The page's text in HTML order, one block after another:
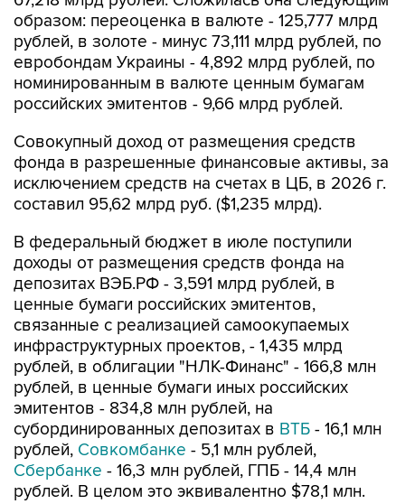
образом: переоценка в валюте - 125,777 млрд
рублей, в золоте - минус 73,111 млрд рублей, по
евробондам Украины - 4,892 млрд рублей, по
номинированным в валюте ценным бумагам
российских эмитентов - 9,66 млрд рублей.
Совокупный доход от размещения средств
фонда в разрешенные финансовые активы, за
исключением средств на счетах в ЦБ, в 2026 г.
составил 95,62 млрд руб. ($1,235 млрд).
В федеральный бюджет в июле поступили
доходы от размещения средств фонда на
депозитах ВЭБ.РФ - 3,591 млрд рублей, в
ценные бумаги российских эмитентов,
связанные с реализацией самоокупаемых
инфраструктурных проектов, - 1,435 млрд
рублей, в облигации "НЛК-Финанс" - 166,8 млн
рублей, в ценные бумаги иных российских
эмитентов - 834,8 млн рублей, на
субординированных депозитах в ВТБ - 16,1 млн
рублей, Совкомбанке - 5,1 млн рублей,
Сбербанке - 16,3 млн рублей, ГПБ - 14,4 млн
рублей. В целом это эквивалентно $78,1 млн.